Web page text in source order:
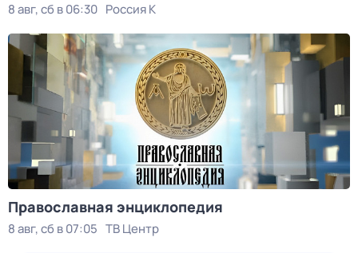
8 авг, сб в 06:30 Россия К
Православная энциклопедия
8 авг, сб в 07:05 ТВ Центр